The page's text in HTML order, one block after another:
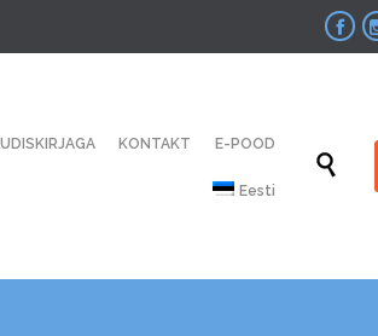

content
KONTAKT E-POOD
Eesti
